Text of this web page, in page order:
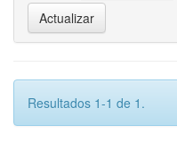
Resultados 1-1 de 1.